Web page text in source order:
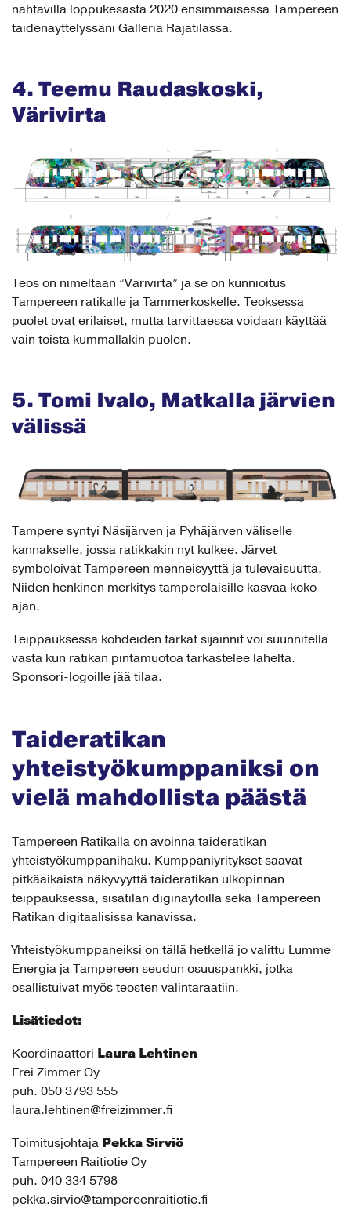
nähtävillä loppukesästä 2020 ensimmäisessä Tampereen
taidenäyttelyssäni Galleria Rajatilassa.
4. Teemu Raudaskoski,
Värivirta
Teos on nimeltään ”Värivirta” ja se on kunnioitus
Tampereen ratikalle ja Tammerkoskelle. Teoksessa
puolet ovat erilaiset, mutta tarvittaessa voidaan käyttää
vain toista kummallakin puolen.
5. Tomi Ivalo, Matkalla järvien
välissä
Tampere syntyi Näsijärven ja Pyhäjärven väliselle
kannakselle, jossa ratikkakin nyt kulkee. Järvet
symboloivat Tampereen menneisyyttä ja tulevaisuutta.
Niiden henkinen merkitys tamperelaisille kasvaa koko
ajan.
Teippauksessa kohdeiden tarkat sijainnit voi suunnitella
vasta kun ratikan pintamuotoa tarkastelee läheltä.
Sponsori-logoille jää tilaa.
Taideratikan
yhteistyökumppaniksi on
vielä mahdollista päästä
Tampereen Ratikalla on avoinna taideratikan
yhteistyökumppanihaku. Kumppaniyritykset saavat
pitkäaikaista näkyvyyttä taideratikan ulkopinnan
teippauksessa, sisätilan diginäytöillä sekä Tampereen
Ratikan digitaalisissa kanavissa.
Yhteistyökumppaneiksi on tällä hetkellä jo valittu Lumme
Energia ja Tampereen seudun osuuspankki, jotka
osallistuivat myös teosten valintaraatiin.
Lisätiedot:
Koordinaattori Laura Lehtinen
Frei Zimmer Oy
puh. 050 3793 555
laura.lehtinen@freizimmer.fi
Toimitusjohtaja Pekka Sirviö
Tampereen Raitiotie Oy
puh. 040 334 5798
pekka.sirvio@tampereenraitiotie.fi